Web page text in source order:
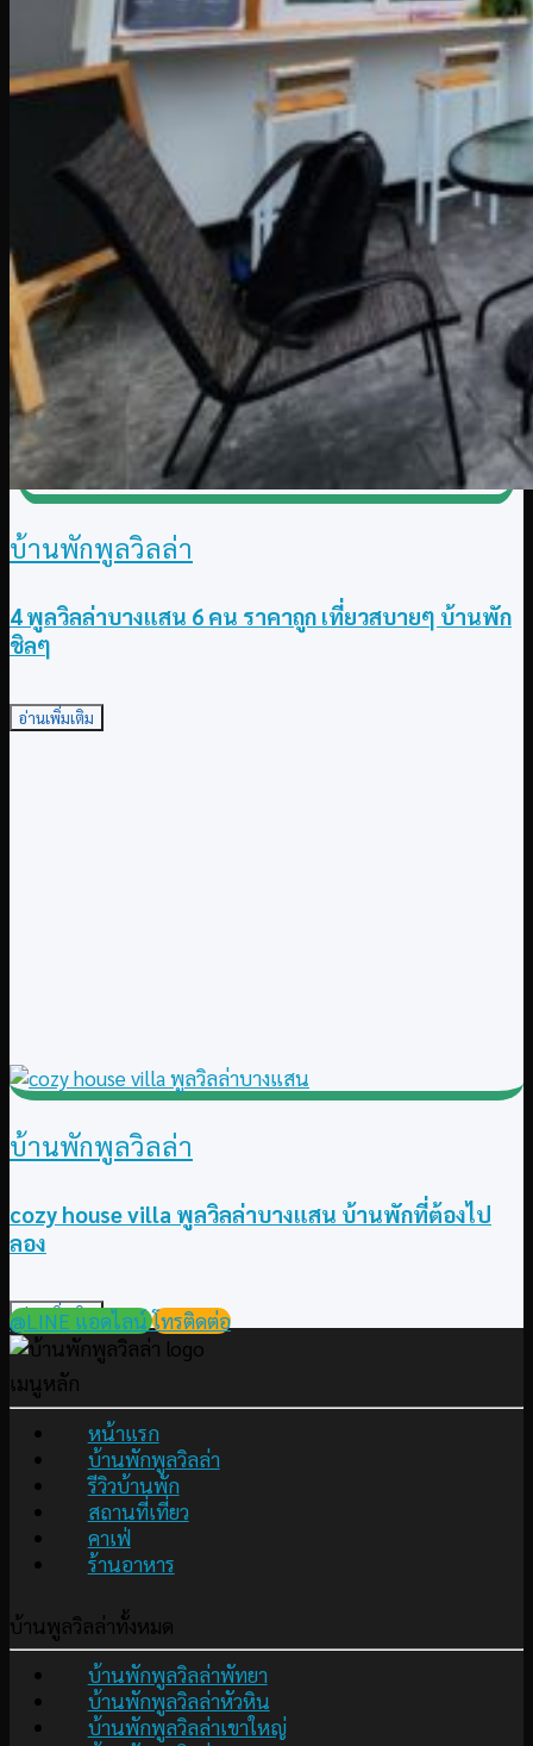
บ้านพักพูลวิลล่า
4 พูลวิลล่าบางแสน 6 คน ราคาถูก เที่ยวสบายๆ บ้านพัก
ชิลๆ
อ่านเพิ่มเติม
บ้านพักพูลวิลล่า
cozy house villa พูลวิลล่าบางแสน บ้านพักที่ต้องไป
ลอง
อ่านเพิ่มเติม
@LINE แอดไลน์ โทรติดต่อ
เมนูหลัก
หน้าแรก
บ้านพักพูลวิลล่า
รีวิวบ้านพัก
สถานที่เที่ยว
คาเฟ่
ร้านอาหาร
บ้านพูลวิลล่าทั้งหมด
บ้านพักพูลวิลล่าพัทยา
บ้านพักพูลวิลล่าหัวหิน
บ้านพักพูลวิลล่าเขาใหญ่